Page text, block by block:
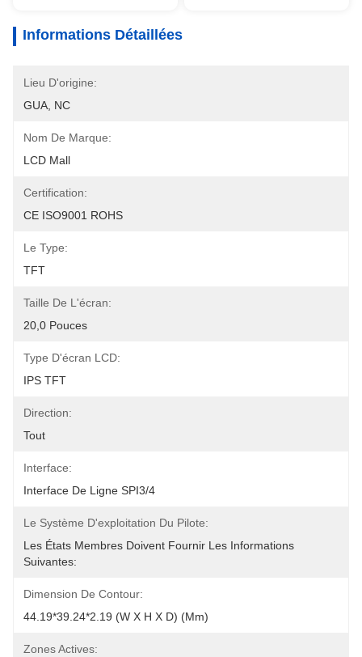
Informations Détaillées
Lieu D'origine:
GUA, NC
Nom De Marque:
LCD Mall
Certification:
CE ISO9001 ROHS
Le Type:
TFT
Taille De L'écran:
20,0 Pouces
Type D'écran LCD:
IPS TFT
Direction:
Tout
Interface:
Interface De Ligne SPI3/4
Le Système D'exploitation Du Pilote:
Les États Membres Doivent Fournir Les Informations
Suivantes:
Dimension De Contour:
44.19*39.24*2.19 (W X H X D) (mm)
Zones Actives: